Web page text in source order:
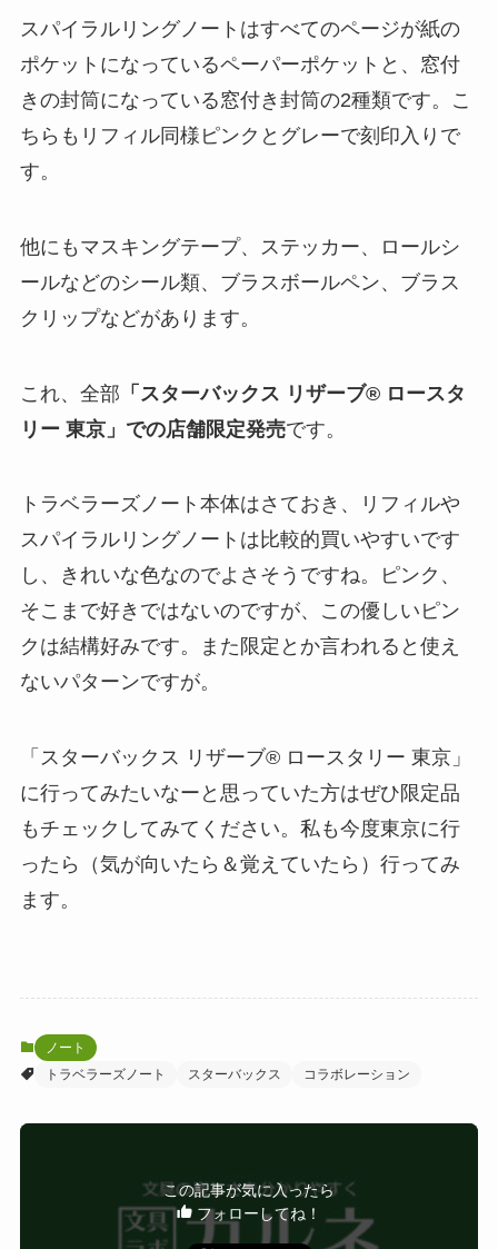
スパイラルリングノートはすべてのページが紙の
ポケットになっているペーパーポケットと、窓付
きの封筒になっている窓付き封筒の2種類です。こ
ちらもリフィル同様ピンクとグレーで刻印入りで
す。
他にもマスキングテープ、ステッカー、ロールシ
ールなどのシール類、ブラスボールペン、ブラス
クリップなどがあります。
これ、全部 「スターバックス リザーブ® ロースタ
リー 東京」での店舗限定発売です。
トラベラーズノート本体はさておき、リフィルや
スパイラルリングノートは比較的買いやすいです
し、きれいな色なのでよさそうですね。ピンク、
そこまで好きではないのですが、この優しいピン
クは結構好みです。また限定とか言われると使え
ないパターンですが。
「スターバックス リザーブ® ロースタリー 東京」
に行ってみたいなーと思っていた方はぜひ限定品
もチェックしてみてください。私も今度東京に行
ったら（気が向いたら＆覚えていたら）行ってみ
ます。
ノート
トラベラーズノート
スターバックス コラボレーション
この記事が気に入ったら
フォローしてね！